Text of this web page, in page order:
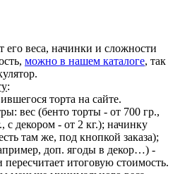
его веса, начинки и сложности
можно в нашем каталоге, так
:
торта на сайте.
вес (бенто торты - от 700 гр.,
с декором - от 2 кг.); начинку
там же, под кнопкой заказа);
доп. ягоды в декор…) -
пересчитает итоговую стоимость.